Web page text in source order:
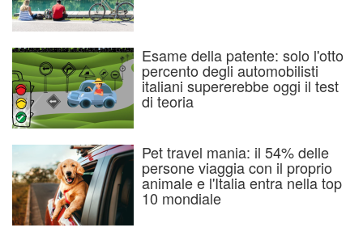
Esame della patente: solo l'otto
percento degli automobilisti
italiani supererebbe oggi il test
di teoria
Pet travel mania: il 54% delle
persone viaggia con il proprio
animale e l'Italia entra nella top
10 mondiale